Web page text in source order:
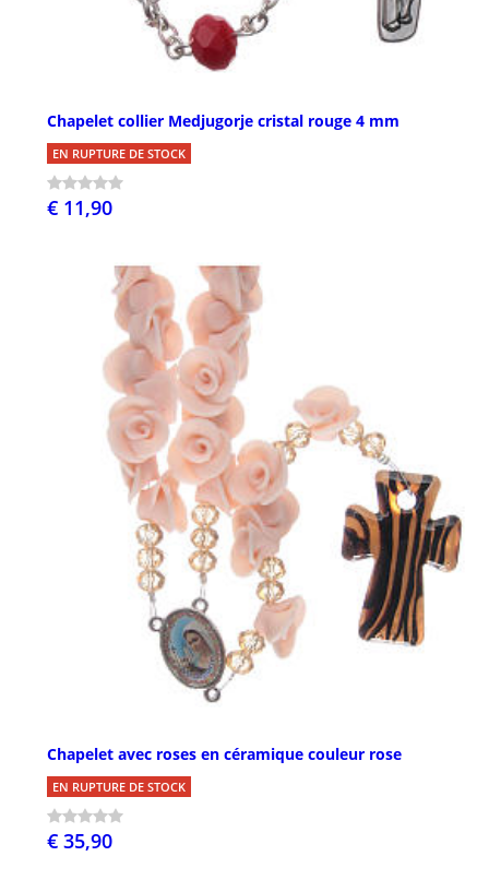
Chapelet collier Medjugorje cristal rouge 4 mm
EN RUPTURE DE STOCK
€ 11,90
Chapelet avec roses en céramique couleur rose
EN RUPTURE DE STOCK
€ 35,90